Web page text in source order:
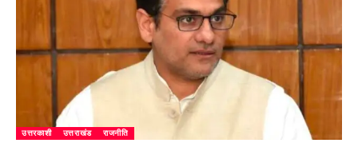
उत्तरकाशी उत्तराखंड राजनीति